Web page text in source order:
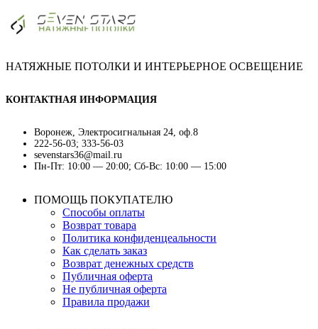
НАТЯЖНЫЕ ПОТОЛКИ И ИНТЕРЬЕРНОЕ ОСВЕЩЕНИЕ
КОНТАКТНАЯ ИНФОРМАЦИЯ
Воронеж, Электросигнальная 24, оф.8
222-56-03; 333-56-03
sevenstars36@mail.ru
Пн-Пт: 10:00 — 20:00; Сб-Вс: 10:00 — 15:00
ПОМОЩЬ ПОКУПАТЕЛЮ
Способы оплаты
Возврат товара
Политика конфиденцеальности
Как сделать заказ
Возврат денежных средств
Публичная оферта
Не публичная оферта
Правила продажи